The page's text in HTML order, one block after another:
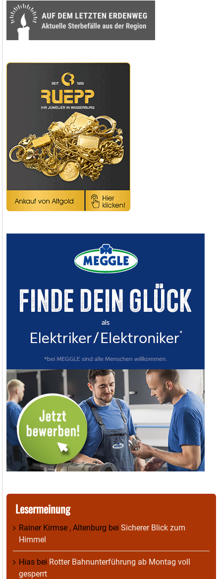
Lesermeinung
Rainer Kirmse , Altenburg bei Sicherer Blick zum
Himmel
Hias bei Rotter Bahnunterführung ab Montag voll
gesperrt